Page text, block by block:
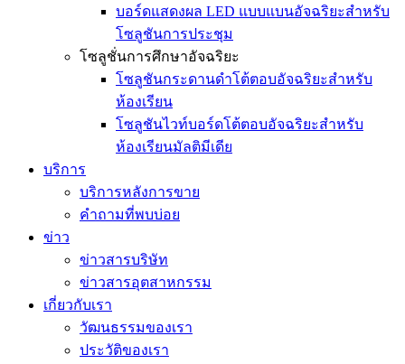
บอร์ดแสดงผล LED แบบแบนอัจฉริยะสำหรับ
โซลูชันการประชุม
โซลูชั่นการศึกษาอัจฉริยะ
โซลูชันกระดานดำโต้ตอบอัจฉริยะสำหรับ
ห้องเรียน
โซลูชันไวท์บอร์ดโต้ตอบอัจฉริยะสำหรับ
ห้องเรียนมัลติมีเดีย
บริการ
บริการหลังการขาย
คำถามที่พบบ่อย
ข่าว
ข่าวสารบริษัท
ข่าวสารอุตสาหกรรม
เกี่ยวกับเรา
วัฒนธรรมของเรา
ประวัติของเรา